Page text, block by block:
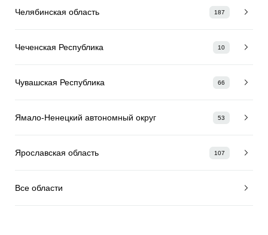
Челябинская область 187
Чеченская Республика 10
Чувашская Республика 66
Ямало-Ненецкий автономный округ 53
Ярославская область 107
Все области